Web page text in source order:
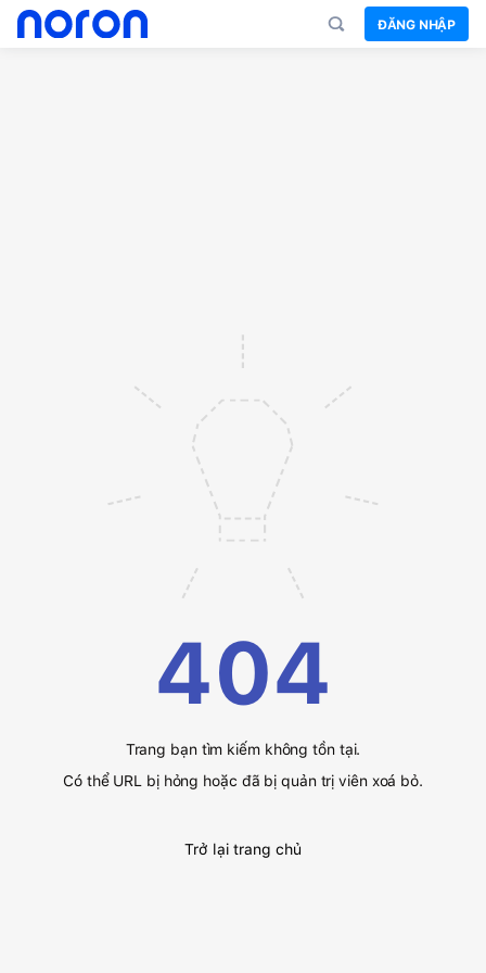
ĐĂNG NHẬP
404
Trang bạn tìm kiếm không tồn tại.
Có thể URL bị hỏng hoặc đã bị quản trị viên xoá bỏ.
Trở lại trang chủ